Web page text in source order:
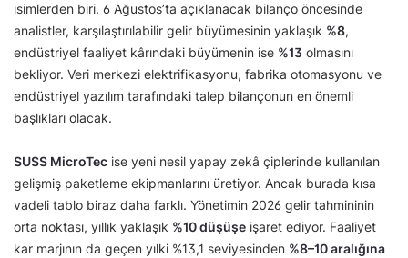
isimlerden biri. 6 Ağustos’ta açıklanacak bilanço öncesinde
analistler, karşılaştırılabilir gelir büyümesinin yaklaşık %8,
endüstriyel faaliyet kârındaki büyümenin ise %13 olmasını
bekliyor. Veri merkezi elektrifikasyonu, fabrika otomasyonu ve
endüstriyel yazılım tarafındaki talep bilançonun en önemli
başlıkları olacak.
SUSS MicroTec ise yeni nesil yapay zekâ çiplerinde kullanılan
gelişmiş paketleme ekipmanlarını üretiyor. Ancak burada kısa
vadeli tablo biraz daha farklı. Yönetimin 2026 gelir tahmininin
orta noktası, yıllık yaklaşık %10 düşüşe işaret ediyor. Faaliyet
kar marjının da geçen yılki %13,1 seviyesinden %8–10 aralığına